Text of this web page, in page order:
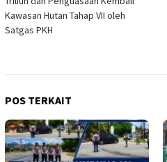
Kawasan Hutan Tahap VII oleh
Satgas PKH
POS TERKAIT